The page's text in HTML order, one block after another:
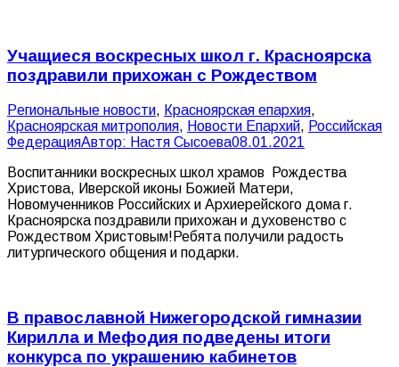
Учащиеся воскресных школ г. Красноярска
поздравили прихожан с Рождеством
Pегиональные новости, Красноярская епархия,
Красноярская митрополия, Новости Епархий, Российская
ФедерацияАвтор: Настя Сысоева08.01.2021
Воспитанники воскресных школ храмов Рождества
Христова, Иверской иконы Божией Матери,
Новомученников Российских и Архиерейского дома г.
Красноярска поздравили прихожан и духовенство с
Рождеством Христовым!Ребята получили радость
литургического общения и подарки.
В православной Нижегородской гимназии
Кирилла и Мефодия подведены итоги
конкурса по украшению кабинетов